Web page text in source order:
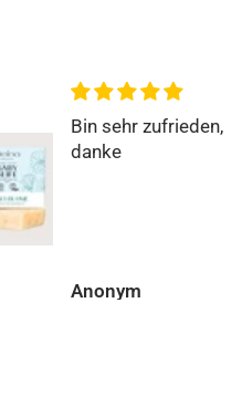
Rundum zufrieden
Super einfach, schnell
Peer